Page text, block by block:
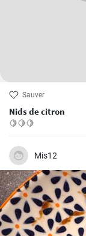
Sauver
Nids de citron
🍋🍋🍋
Mis12